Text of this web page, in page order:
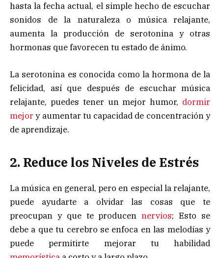
hasta la fecha actual, el simple hecho de escuchar
sonidos de la naturaleza o música relajante,
aumenta la producción de serotonina y otras
hormonas que favorecen tu estado de ánimo.
La serotonina es conocida como la hormona de la
felicidad, así que después de escuchar música
relajante, puedes tener un mejor humor, dormir
mejor y aumentar tu capacidad de concentración y
de aprendizaje.
2. Reduce los Niveles de Estrés
La música en general, pero en especial la relajante,
puede ayudarte a olvidar las cosas que te
preocupan y que te producennervios; Esto se
debe a que tu cerebro se enfoca en las melodías y
puede permitirte mejorar tu habilidad